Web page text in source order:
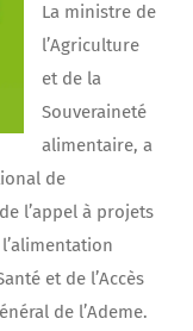
La ministre de
l’Agriculture
et de la
Souveraineté
alimentaire, a
de
l’appel à projets
et de l’Accès
de l’Ademe.